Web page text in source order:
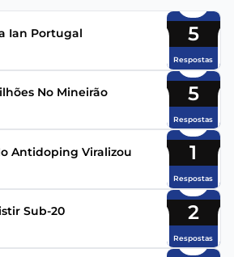
Ian Portugal 5
Respostas
No Mineirão 5
Respostas
Antidoping Viralizou 1
Respostas
Sub-20 2
Respostas